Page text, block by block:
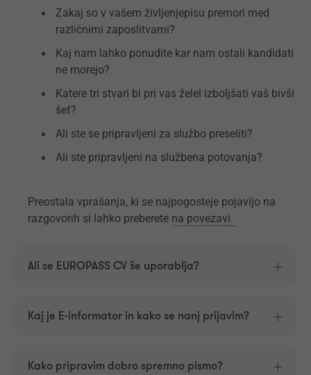
Zakaj so v vašem življenjepisu premori med
različnimi zaposlitvami?
Kaj nam lahko ponudite kar nam ostali kandidati
ne morejo?
Katere tri stvari bi pri vas želel izboljšati vaš bivši
šef?
Ali ste se pripravljeni za službo preseliti?
Ali ste pripravljeni na službena potovanja?
Preostala vprašanja, ki se najpogosteje pojavijo na
razgovorih si lahko preberete na povezavi.
Ali se EUROPASS CV še uporablja?
Kaj je E-informator in kako se nanj prijavim?
Kako pripravim dobro spremno pismo?